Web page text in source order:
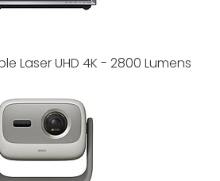
Laser UHD 4K - 2800 Lumens